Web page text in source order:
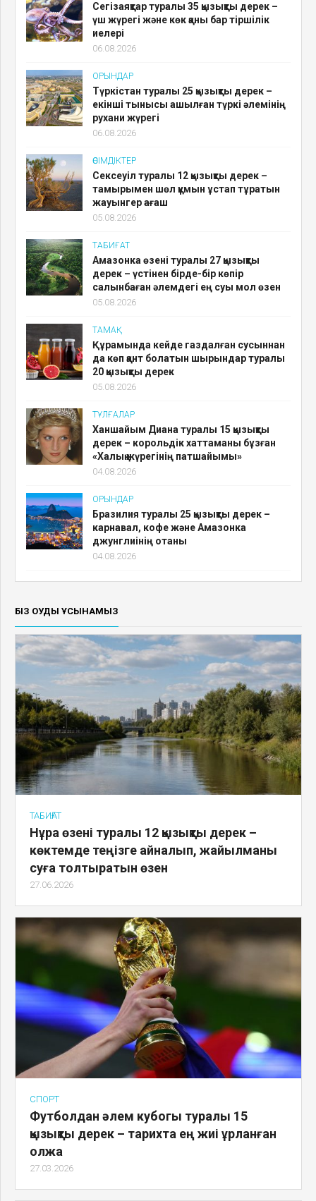
Сегізаяқтар туралы 35 қызықты дерек –
үш жүрегі және көк қаны бар тіршілік
иелері
06.08.2026
ОРЫНДАР
Түркістан туралы 25 қызықты дерек –
екінші тынысы ашылған түркі әлемінің
рухани жүрегі
06.08.2026
ӨСІМДІКТЕР
Сексеуіл туралы 12 қызықты дерек –
тамырымен шөл құмын ұстап тұратын
жауынгер ағаш
05.08.2026
ТАБИҒАТ
Амазонка өзені туралы 27 қызықты
дерек – үстінен бірде-бір көпір
салынбаған әлемдегі ең суы мол өзен
05.08.2026
ТАМАҚ
Құрамында кейде газдалған сусыннан
да көп қант болатын шырындар туралы
20 қызықты дерек
05.08.2026
ТҰЛҒАЛАР
Ханшайым Диана туралы 15 қызықты
дерек – корольдік хаттаманы бұзған
«Халық жүрегінің патшайымы»
04.08.2026
ОРЫНДАР
Бразилия туралы 25 қызықты дерек –
карнавал, кофе және Амазонка
джунглиінің отаны
04.08.2026
БІЗ ОҚУДЫ ҰСЫНАМЫЗ
ТАБИҒАТ
Нұра өзені туралы 12 қызықты дерек –
көктемде теңізге айналып, жайылманы
суға толтыратын өзен
27.06.2026
СПОРТ
Футболдан әлем кубогы туралы 15
қызықты дерек – тарихта ең жиі ұрланған
олжа
27.03.2026